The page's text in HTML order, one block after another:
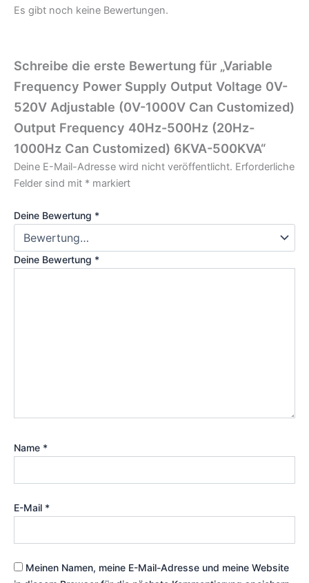
Es gibt noch keine Bewertungen.
Schreibe die erste Bewertung für „Variable
Frequency Power Supply Output Voltage 0V-
520V Adjustable (0V-1000V Can Customized)
Output Frequency 40Hz-500Hz (20Hz-
1000Hz Can Customized) 6KVA-500KVA“
Deine E-Mail-Adresse wird nicht veröffentlicht. Erforderliche
Felder sind mit * markiert
Deine Bewertung *
Deine Bewertung *
Name *
E-Mail *
Meinen Namen, meine E-Mail-Adresse und meine Website